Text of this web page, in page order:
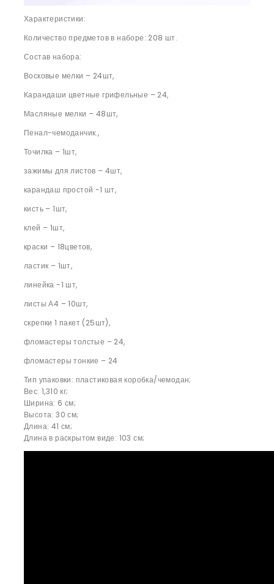
Характеристики:
Количество предметов в наборе: 208 шт.
Состав набора:
Восковые мелки – 24шт,
Карандаши цветные грифельные – 24,
Масляные мелки – 48шт,
Пенал-чемоданчик.,
Точилка – 1шт,
зажимы для листов – 4шт,
карандаш простой -1 шт,
кисть – 1шт,
клей – 1шт,
краски – 18цветов,
ластик – 1шт,
линейка -1 шт,
листы А4 – 10шт,
скрепки 1 пакет (25шт),
фломастеры толстые – 24,
фломастеры тонкие – 24
Тип упаковки: пластиковая коробка/чемодан;
Вес: 1,310 кг;
Ширина: 6 см;
Высота: 30 см;
Длина: 41 см;
Длина в раскрытом виде: 103 см;